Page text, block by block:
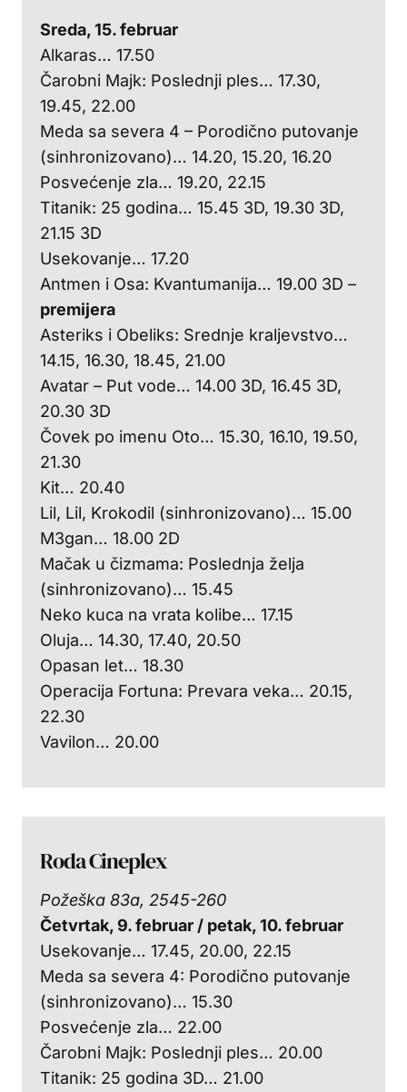
Sreda, 15. februar
Alkaras… 17.50
Čarobni Majk: Poslednji ples… 17.30,
19.45, 22.00
Meda sa severa 4 – Porodično putovanje
(sinhronizovano)… 14.20, 15.20, 16.20
Posvećenje zla… 19.20, 22.15
Titanik: 25 godina… 15.45 3D, 19.30 3D,
21.15 3D
Usekovanje… 17.20
Antmen i Osa: Kvantumanija… 19.00 3D –
premijera
Asteriks i Obeliks: Srednje kraljevstvo…
14.15, 16.30, 18.45, 21.00
Avatar – Put vode… 14.00 3D, 16.45 3D,
20.30 3D
Čovek po imenu Oto… 15.30, 16.10, 19.50,
21.30
Kit… 20.40
Lil, Lil, Krokodil (sinhronizovano)… 15.00
M3gan… 18.00 2D
Mačak u čizmama: Poslednja želja
(sinhronizovano)… 15.45
Neko kuca na vrata kolibe… 17.15
Oluja… 14.30, 17.40, 20.50
Opasan let… 18.30
Operacija Fortuna: Prevara veka… 20.15,
22.30
Vavilon… 20.00
Roda Cineplex
Požeška 83a, 2545-260
Četvrtak, 9. februar / petak, 10. februar
Usekovanje… 17.45, 20.00, 22.15
Meda sa severa 4: Porodično putovanje
(sinhronizovano)… 15.30
Posvećenje zla… 22.00
Čarobni Majk: Poslednji ples… 20.00
Titanik: 25 godina 3D… 21.00